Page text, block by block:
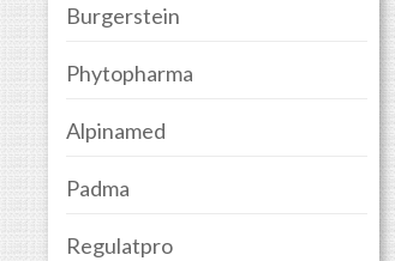
Burgerstein
Phytopharma
Alpinamed
Padma
Regulatpro